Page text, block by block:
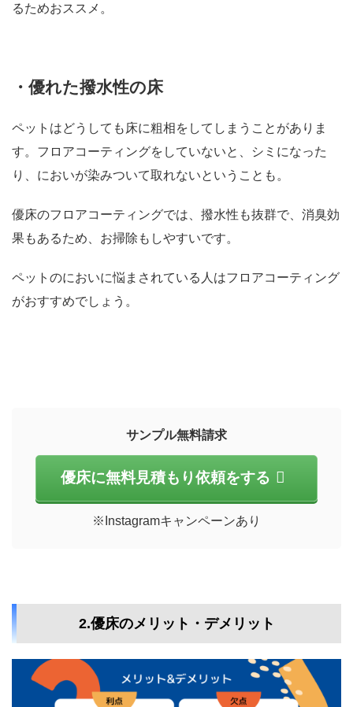
るためおススメ。
・優れた撥水性の床
ペットはどうしても床に粗相をしてしまうことがありま
す。フロアコーティングをしていないと、シミになった
り、においが染みついて取れないということも。
優床のフロアコーティングでは、撥水性も抜群で、消臭効
果もあるため、お掃除もしやすいです。
ペットのにおいに悩まされている人はフロアコーティング
がおすすめでしょう。
サンプル無料請求
優床に無料見積もり依頼をする
※Instagramキャンペーンあり
2.優床のメリット・デメリット